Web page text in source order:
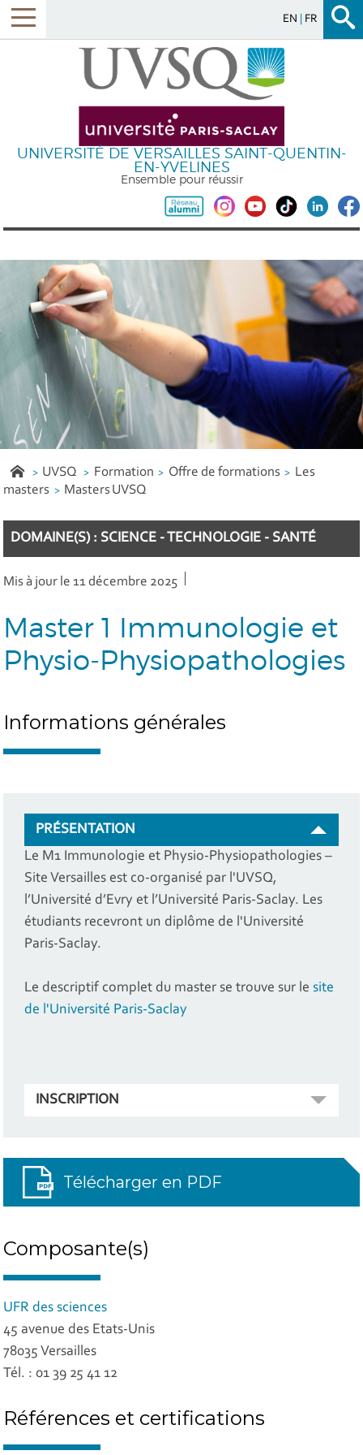
EN FR
UNIVERSITÉ DE VERSAILLES SAINT-QUENTIN-
EN-YVELINES
Ensemble pour réussir
UVSQ Formation Offre de formations
Les
masters
Masters UVSQ
DOMAINE(S) : SCIENCE - TECHNOLOGIE - SANTÉ
Mis à jour le 11 décembre 2025
Master 1 Immunologie et
Physio-Physiopathologies
Informations générales
PRÉSENTATION
Le M1 Immunologie et Physio-Physiopathologies –
Site Versailles est co-organisé par l'UVSQ,
l’Université d’Evry et l’Université Paris-Saclay. Les
étudiants recevront un diplôme de l'Université
Paris-Saclay.
Le descriptif complet du master se trouve sur le site
de l'Université Paris-Saclay
INSCRIPTION
Télécharger en PDF
Composante(s)
UFR des sciences
45 avenue des Etats-Unis
78035 Versailles
Tél. : 01 39 25 41 12
Références et certifications